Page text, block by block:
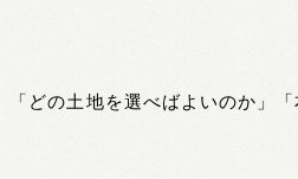
どの土地を選べばよいのか」